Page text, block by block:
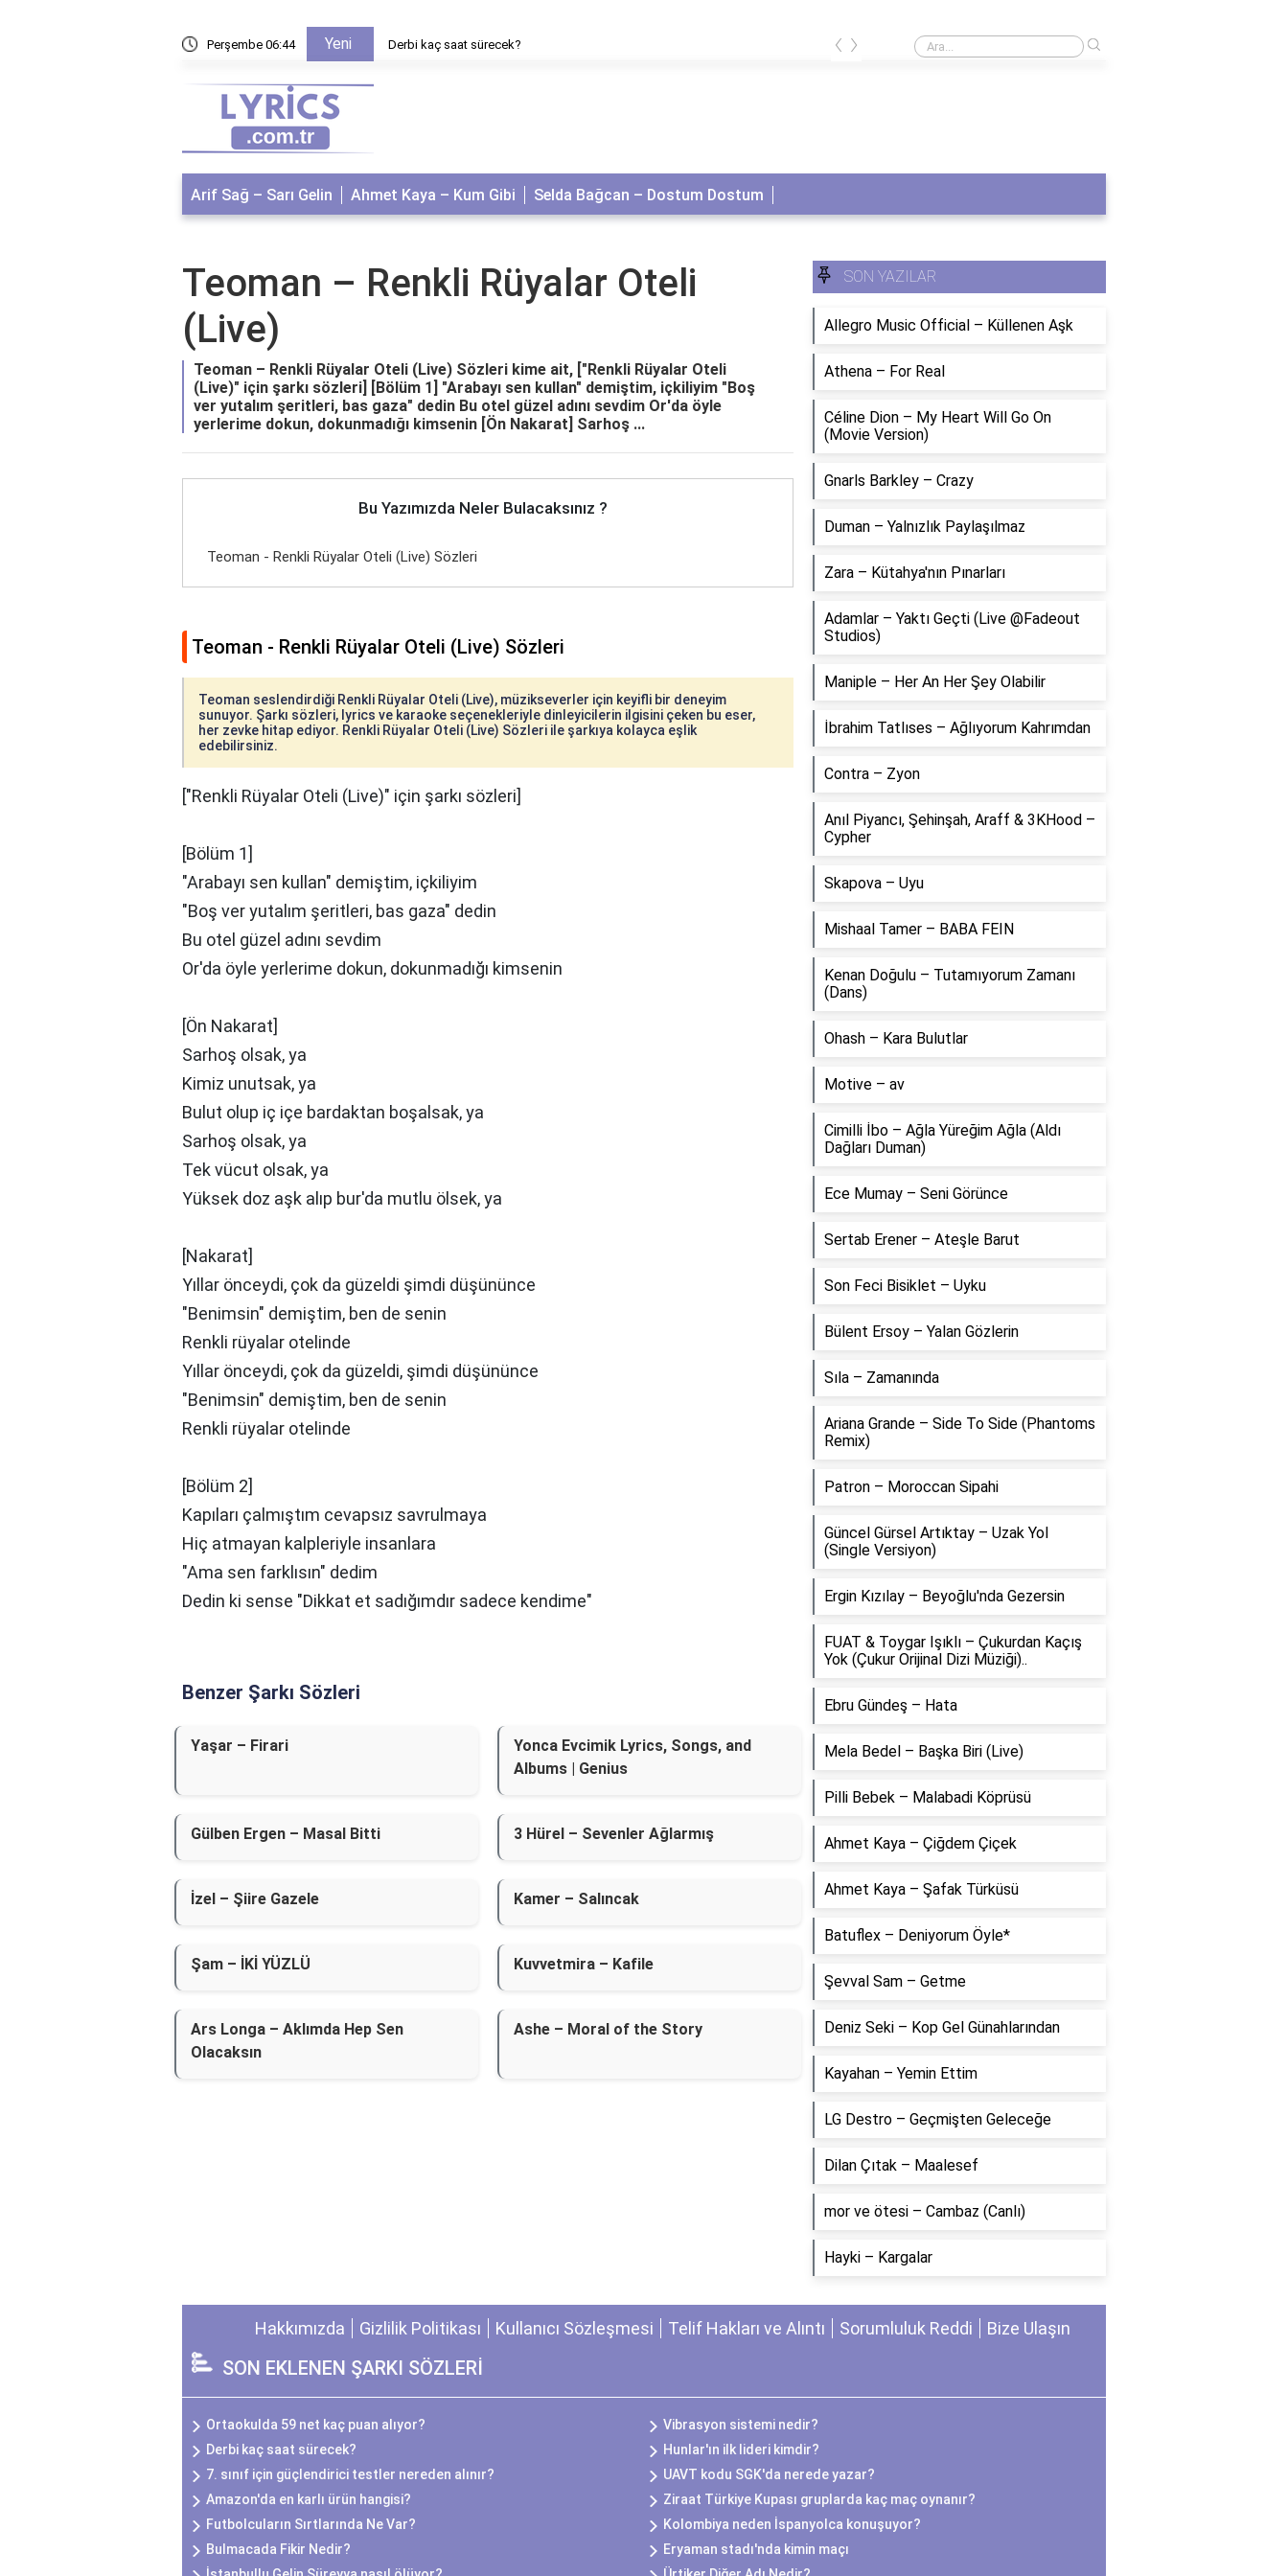
Perşembe 06:44 Yeni Derbi kaç saat sürecek? Derbi kaç saat sürecek?
‹ ›
Arif Sağ – Sarı Gelin Ahmet Kaya – Kum Gibi Selda Bağcan – Dostum Dostum
Teoman – Renkli Rüyalar Oteli
(Live)
Teoman – Renkli Rüyalar Oteli (Live) Sözleri kime ait, ["Renkli Rüyalar Oteli
(Live)" için şarkı sözleri] [Bölüm 1] "Arabayı sen kullan" demiştim, içkiliyim "Boş
ver yutalım şeritleri, bas gaza" dedin Bu otel güzel adını sevdim Or'da öyle
yerlerime dokun, dokunmadığı kimsenin [Ön Nakarat] Sarhoş ...
Bu Yazımızda Neler Bulacaksınız ?
Teoman - Renkli Rüyalar Oteli (Live) Sözleri
Teoman - Renkli Rüyalar Oteli (Live) Sözleri
Teoman seslendirdiği Renkli Rüyalar Oteli (Live), müzikseverler için keyifli bir deneyim
sunuyor. Şarkı sözleri, lyrics ve karaoke seçenekleriyle dinleyicilerin ilgisini çeken bu eser,
her zevke hitap ediyor. Renkli Rüyalar Oteli (Live) Sözleri ile şarkıya kolayca eşlik
edebilirsiniz.
["Renkli Rüyalar Oteli (Live)" için şarkı sözleri]
[Bölüm 1]
"Arabayı sen kullan" demiştim, içkiliyim
"Boş ver yutalım şeritleri, bas gaza" dedin
Bu otel güzel adını sevdim
Or'da öyle yerlerime dokun, dokunmadığı kimsenin
[Ön Nakarat]
Sarhoş olsak, ya
Kimiz unutsak, ya
Bulut olup iç içe bardaktan boşalsak, ya
Sarhoş olsak, ya
Tek vücut olsak, ya
Yüksek doz aşk alıp bur'da mutlu ölsek, ya
[Nakarat]
Yıllar önceydi, çok da güzeldi şimdi düşününce
"Benimsin" demiştim, ben de senin
Renkli rüyalar otelinde
Yıllar önceydi, çok da güzeldi, şimdi düşününce
"Benimsin" demiştim, ben de senin
Renkli rüyalar otelinde
[Bölüm 2]
Kapıları çalmıştım cevapsız savrulmaya
Hiç atmayan kalpleriyle insanlara
"Ama sen farklısın" dedim
Dedin ki sense "Dikkat et sadığımdır sadece kendime"
Benzer Şarkı Sözleri
Yaşar – Firari
Yonca Evcimik Lyrics, Songs, and
Albums | Genius
Gülben Ergen – Masal Bitti 3 Hürel – Sevenler Ağlarmış
İzel – Şiire Gazele Kamer – Salıncak
Şam – İKİ YÜZLÜ Kuvvetmira – Kafile
Ars Longa – Aklımda Hep Sen
Olacaksın
Ashe – Moral of the Story
SON YAZILAR
Allegro Music Official – Küllenen Aşk
Athena – For Real
Céline Dion – My Heart Will Go On
(Movie Version)
Gnarls Barkley – Crazy
Duman – Yalnızlık Paylaşılmaz
Zara – Kütahya'nın Pınarları
Adamlar – Yaktı Geçti (Live @Fadeout
Studios)
Maniple – Her An Her Şey Olabilir
İbrahim Tatlıses – Ağlıyorum Kahrımdan
Contra – Zyon
Anıl Piyancı, Şehinşah, Araff & 3KHood –
Cypher
Skapova – Uyu
Mishaal Tamer – BABA FEIN
Kenan Doğulu – Tutamıyorum Zamanı
(Dans)
Ohash – Kara Bulutlar
Motive – av
Cimilli İbo – Ağla Yüreğim Ağla (Aldı
Dağları Duman)
Ece Mumay – Seni Görünce
Sertab Erener – Ateşle Barut
Son Feci Bisiklet – Uyku
Bülent Ersoy – Yalan Gözlerin
Sıla – Zamanında
Ariana Grande – Side To Side (Phantoms
Remix)
Patron – Moroccan Sipahi
Güncel Gürsel Artıktay – Uzak Yol
(Single Versiyon)
Ergin Kızılay – Beyoğlu'nda Gezersin
FUAT & Toygar Işıklı – Çukurdan Kaçış
Yok (Çukur Orijinal Dizi Müziği)..
Ebru Gündeş – Hata
Mela Bedel – Başka Biri (Live)
Pilli Bebek – Malabadi Köprüsü
Ahmet Kaya – Çiğdem Çiçek
Ahmet Kaya – Şafak Türküsü
Batuflex – Deniyorum Öyle*
Şevval Sam – Getme
Deniz Seki – Kop Gel Günahlarından
Kayahan – Yemin Ettim
LG Destro – Geçmişten Geleceğe
Dilan Çıtak – Maalesef
​mor ve ötesi – Cambaz (Canlı)
Hayki – Kargalar
Hakkımızda Gizlilik Politikası Kullanıcı Sözleşmesi Telif Hakları ve Alıntı Sorumluluk Reddi Bize Ulaşın
SON EKLENEN ŞARKI SÖZLERİ
Ortaokulda 59 net kaç puan alıyor?
Vibrasyon sistemi nedir?
Derbi kaç saat sürecek?
Hunlar'ın ilk lideri kimdir?
7. sınıf için güçlendirici testler nereden alınır?
UAVT kodu SGK'da nerede yazar?
Amazon'da en karlı ürün hangisi?
Ziraat Türkiye Kupası gruplarda kaç maç oynanır?
Futbolcuların Sırtlarında Ne Var?
Kolombiya neden İspanyolca konuşuyor?
Bulmacada Fikir Nedir?
Eryaman stadı'nda kimin maçı